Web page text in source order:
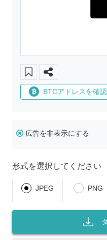
BTCアドレスを確認
広告を非表示にする
形式を選択してください
JPEG PNG